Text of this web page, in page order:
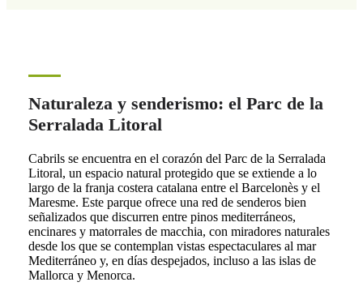
Naturaleza y senderismo: el Parc de la
Serralada Litoral
Cabrils se encuentra en el corazón del Parc de la Serralada
Litoral, un espacio natural protegido que se extiende a lo
largo de la franja costera catalana entre el Barcelonès y el
Maresme. Este parque ofrece una red de senderos bien
señalizados que discurren entre pinos mediterráneos,
encinares y matorrales de macchia, con miradores naturales
desde los que se contemplan vistas espectaculares al mar
Mediterráneo y, en días despejados, incluso a las islas de
Mallorca y Menorca.